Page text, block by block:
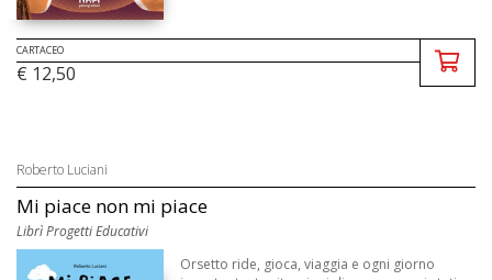
CARTACEO
€ 12,50
Roberto Luciani
Mi piace non mi piace
Librì Progetti Educativi
Orsetto ride, gioca, viaggia e ogni giorno